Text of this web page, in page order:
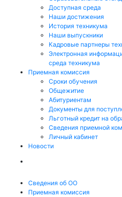
Доступная среда
Наши достижения
История техникума
Наши выпускники
Кадровые партнеры
Электронная
среда техникума
Приемная комиссия
Сроки обучения
Общежитие
Абитуриентам
Документы для
Льготный кредит на
Сведения приемной
Личный кабинет
Новости
Сведения об ОО
Приемная комиссия